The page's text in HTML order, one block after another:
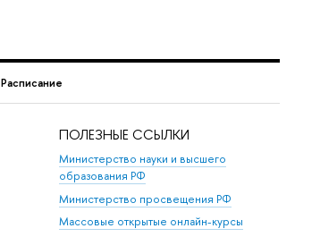
Расписание
ПОЛЕЗНЫЕ ССЫЛКИ
Министерство науки и высшего
образования РФ
Министерство просвещения РФ
Массовые открытые онлайн-курсы